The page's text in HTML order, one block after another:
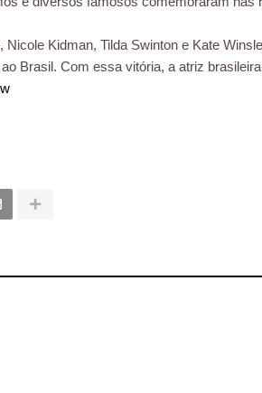
Kidman, Tilda Swinton e Kate
Brasil. Com essa vitória, a atriz